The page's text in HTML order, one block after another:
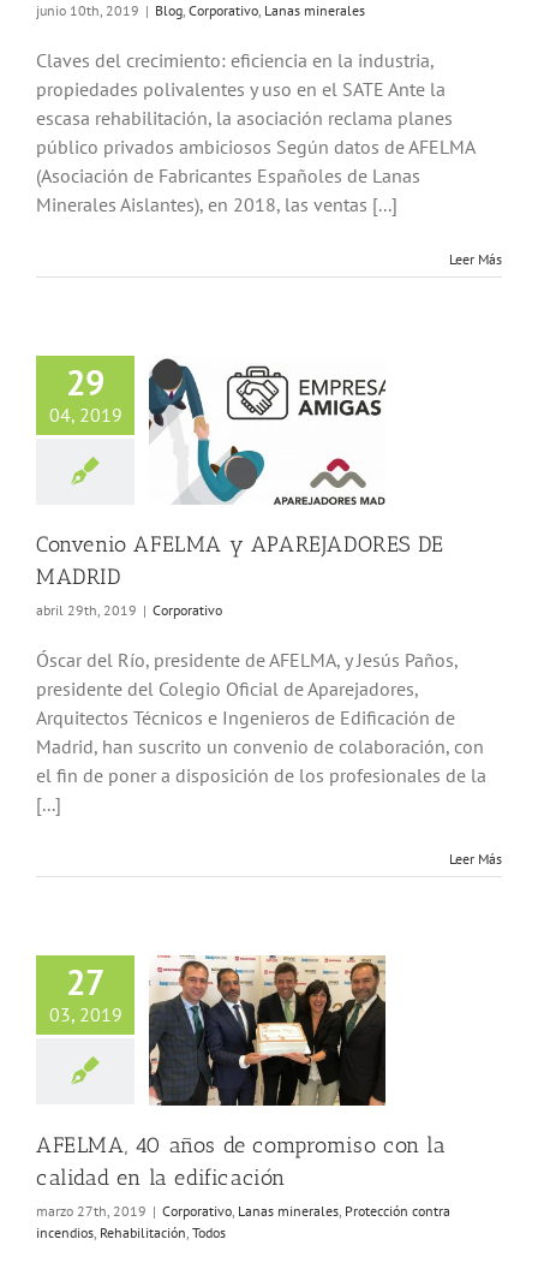
junio 10th, 2019 | Blog, Corporativo, Lanas minerales
Claves del crecimiento: eficiencia en la industria,
propiedades polivalentes y uso en el SATE Ante la
escasa rehabilitación, la asociación reclama planes
público privados ambiciosos Según datos de AFELMA
(Asociación de Fabricantes Españoles de Lanas
Minerales Aislantes), en 2018, las ventas [...]
Leer Más
29
04, 2019
AFELMA y
Convenio AFELMA y APAREJADORES DE
MADRID
abril 29th, 2019 | Corporativo
Óscar del Río, presidente de AFELMA, y Jesús Paños,
presidente del Colegio Oficial de Aparejadores,
Arquitectos Técnicos e Ingenieros de Edificación de
Madrid, han suscrito un convenio de colaboración, con
el fin de poner a disposición de los profesionales de la
[...]
Leer Más
27
03, 2019
40 años de
con la
Lanas minerales
AFELMA, 40 años de compromiso con la
calidad en la edificación
marzo 27th, 2019 | Corporativo Lanas minerales Protección contra
incendios Rehabilitación Todos